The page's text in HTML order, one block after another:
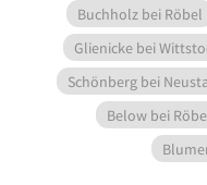
Buchholz bei Röbel
Glienicke bei
Schönberg bei
Below bei